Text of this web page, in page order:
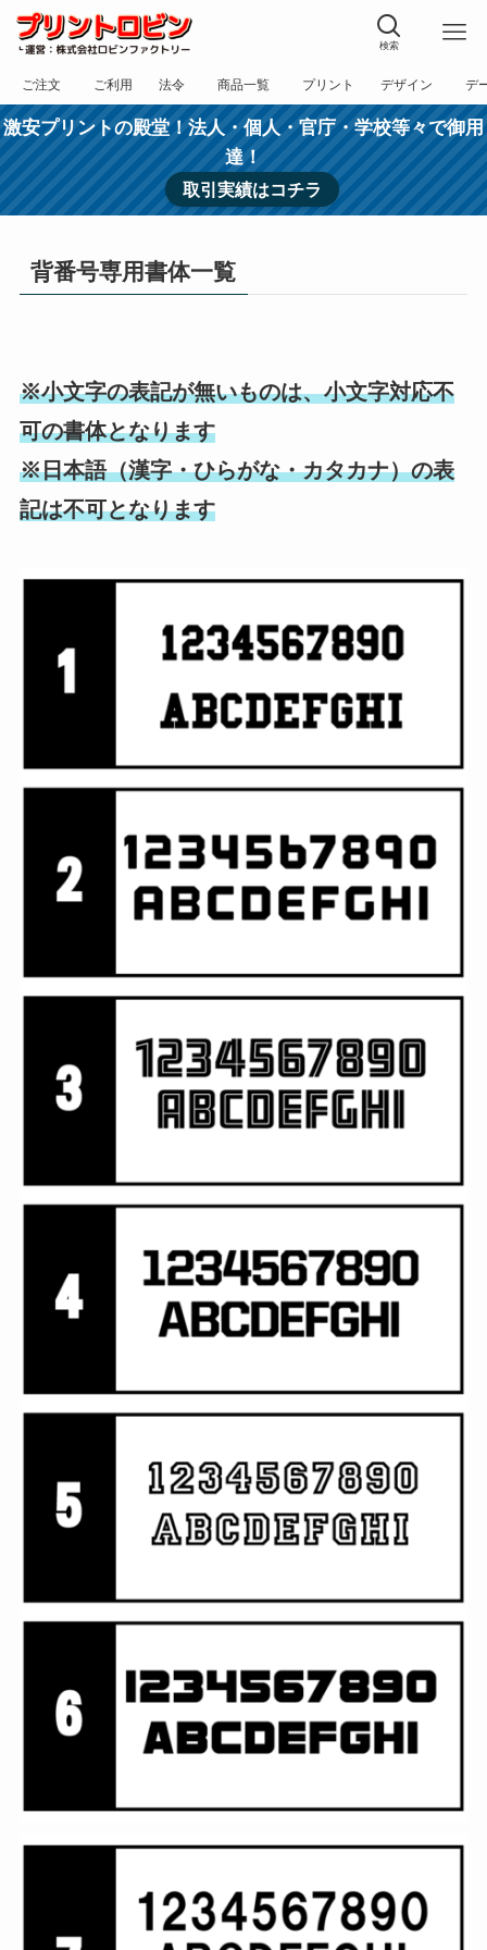
検索
ご注文
フォーム
ご利用
規約
法令
表記
商品一覧
カテゴリー
プリント
方法
デザイン
依頼
デ
入
激安プリントの殿堂！法人・個人・官庁・学校等々で御用
達！
取引実績はコチラ
背番号専用書体一覧
※小文字の表記が無いものは、小文字対応不
可の書体となります
※日本語（漢字・ひらがな・カタカナ）の表
記は不可となります